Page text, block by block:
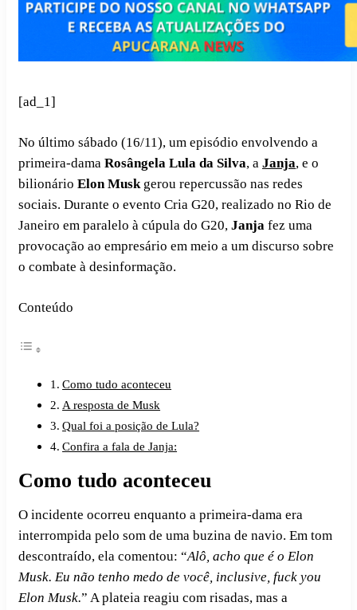
[ad_1]
No último sábado (16/11), um episódio envolvendo a
primeira-dama Rosângela Lula da Silva, a Janja, e o
bilionário Elon Muskgerou repercussão nas redes
sociais. Durante o evento Cria G20, realizado no Rio de
Janeiro em paralelo à cúpula do G20, Janja fez uma
provocação ao empresário em meio a um discurso sobre
o combate à desinformação.
Conteúdo
Como tudo aconteceu
A resposta de Musk
Qual foi a posição de Lula?
Confira a fala de Janja:
Como tudo aconteceu
O incidente ocorreu enquanto a primeira-dama era
interrompida pelo som de uma buzina de navio. Em tom
descontraído, ela comentou: “Alô, acho que é o Elon
Musk. Eu não tenho medo de você, inclusive, fuck you
Elon Musk.” A plateia reagiu com risadas, mas a